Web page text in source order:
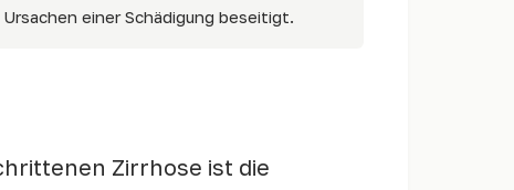
einer Schädigung beseitigt.
Zirrhose ist die